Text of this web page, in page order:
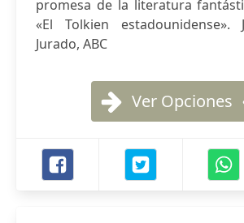
promesa de la literatura
«El Tolkien estadounidense».
Jurado, ABC
Ver Opciones